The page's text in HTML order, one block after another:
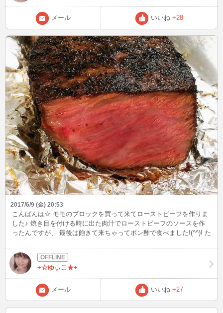
メール いいね +28
2017/6/9 (金) 20:53
こんばんは☆ モモのブロックを買って来てローストビーフを作りま
した♪ 焼き目を付ける時に出た肉汁でローストビーフのソースを作
ったんですが、 最後は飽きて来ちゃってポン酢で食べました!(^^)! た
てみようかな(^^)/
+☆ゆぃこ★+
メール いいね +27